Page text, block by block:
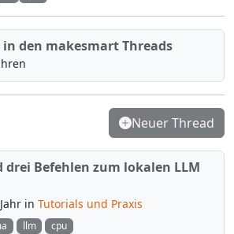
den makesmart Threads
Neuer Thread
Befehlen zum lokalen LLM
in Tutorials und Praxis
llm cpu